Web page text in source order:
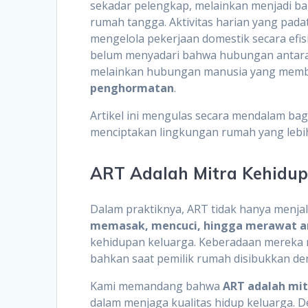
sekadar pelengkap, melainkan menjadi
rumah tangga. Aktivitas harian yang
mengelola pekerjaan domestik secara
belum menyadari bahwa hubungan
melainkan hubungan manusia yang
penghormatan.
Artikel ini mengulas secara mendalam
menciptakan lingkungan rumah yang
ART Adalah Mitra
Dalam praktiknya, ART tidak hanya
memasak, mencuci, hingga merawat
kehidupan keluarga. Keberadaan
bahkan saat pemilik rumah disibukkan
Kami memandang bahwaART adalah
dalam menjaga kualitas hidup keluarga.